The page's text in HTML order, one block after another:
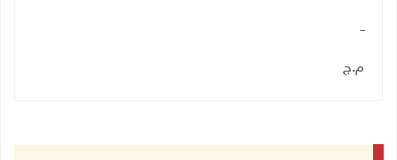
ــ
م.ج